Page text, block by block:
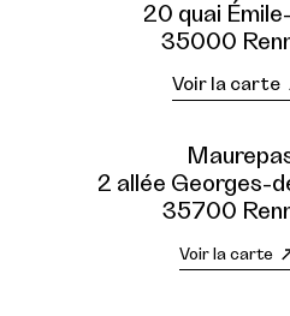
20 quai
35000
Voir la carte
2 allée Georges-
35700
Voir la carte